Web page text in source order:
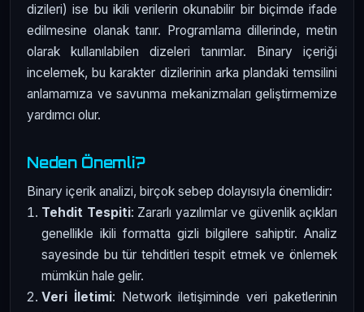
dizileri) ise bu ikili verilerin okunabilir bir biçimde ifade
edilmesine olanak tanır. Programlama dillerinde, metin
olarak kullanılabilen dizeleri tanımlar. Binary içeriği
incelemek, bu karakter dizilerinin arka plandaki temsilini
anlamamıza ve savunma mekanizmaları geliştirmemize
yardımcı olur.
Neden Önemli?
Binary içerik analizi, birçok sebep dolayısıyla önemlidir:
Tehdit Tespiti: Zararlı yazılımlar ve güvenlik açıkları
genellikle ikili formatta gizli bilgilere sahiptir. Analiz
sayesinde bu tür tehditleri tespit etmek ve önlemek
mümkün hale gelir.
Veri İletimi: Network iletişiminde veri paketlerinin